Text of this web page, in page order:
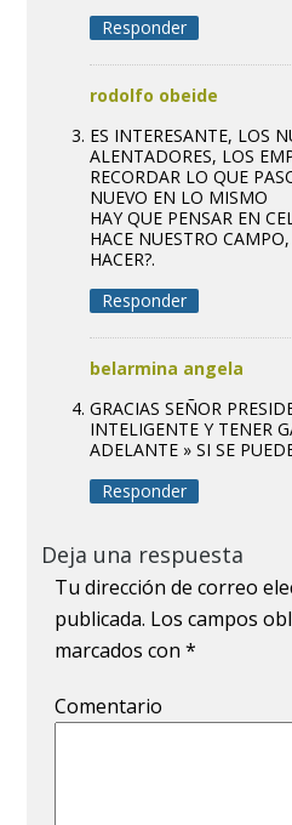
Responder
rodolfo obeide
ES INTERESANTE, LOS
ALENTADORES, LOS
RECORDAR LO QUE
NUEVO EN LO MISMO
HAY QUE PENSAR EN
HACE NUESTRO
HACER?.
Responder
belarmina angela
GRACIAS SEÑOR
INTELIGENTE Y TENER
ADELANTE » SI SE
Responder
Deja una respuesta
Tu dirección de correo
publicada. Los campos
marcados con*
Comentario